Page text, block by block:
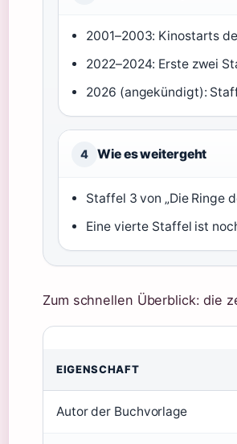
2001–2003: Kinostarts
2022–2024: Erste zwei
2026 (angekündigt):
4 Wie es weitergeht
Staffel 3 von „Die Ringe
Eine vierte Staffel ist
Zum schnellen Überblick: die
EIGENSCHAFT
Autor der Buchvorlage